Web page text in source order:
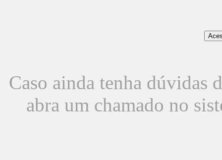
Caso ainda tenha dúvidas
abra um chamado no